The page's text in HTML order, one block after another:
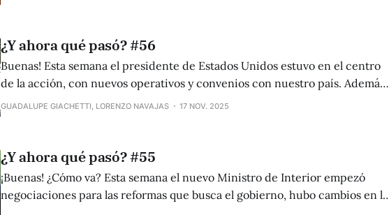
¿Y ahora qué pasó? #56
Buenas! Esta semana el presidente de Estados Unidos estuvo en el centro
de la acción, con nuevos operativos y convenios con nuestro país. Además,
el gobierno continúa sus negociaciones, se dio a conocer el dato de
GUADALUPE GIACHETTI, LORENZO NAVAJAS 17 NOV. 2025
¿Y ahora qué pasó? #55
¡Buenas! ¿Cómo va? Esta semana el nuevo Ministro de Interior empezó
negociaciones para las reformas que busca el gobierno, hubo cambios en la